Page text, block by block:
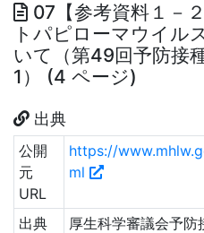
07【参考資料１－
トパピローマウイル
いて（第49回予防接
1） (4 ページ)
出典
公開
元
URL
https://
ml
出典
厚生科学審議会予